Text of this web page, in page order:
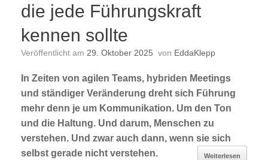
die jede Führungskraft
kennen sollte
Veröffentlicht am 29. Oktober 2025 von EddaKlepp
In Zeiten von agilen Teams, hybriden Meetings
und ständiger Veränderung dreht sich Führung
mehr denn je um Kommunikation. Um den Ton
und die Haltung. Und darum, Menschen zu
verstehen. Und zwar auch dann, wenn sie sich
selbst gerade nicht verstehen.
Weiterlesen